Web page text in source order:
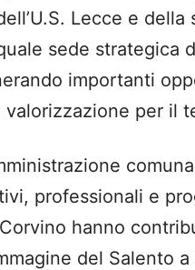
Lecce e della
sede strategica
importanti
valorizzazione per il
professionali e
hanno
del Salento